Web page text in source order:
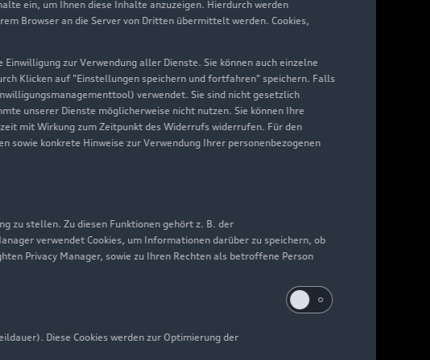
ein, um Ihnen diese Inhalte anzuzeigen. Hierdurch werden
Browser an die Server von Dritten übermittelt werden. Cookies,
zur Verwendung aller Dienste. Sie können auch einzelne
Klicken auf "Einstellungen speichern und fortfahren" speichern. Falls
verwendet. Sie sind nicht gesetzlich
unserer Dienste möglicherweise nicht nutzen. Sie können Ihre
mit Wirkung zum Zeitpunkt des Widerrufs widerrufen. Für den
konkrete Hinweise zur Verwendung Ihrer personenbezogenen
zu stellen. Zu diesen Funktionen gehört z. B. der
verwendet Cookies, um Informationen darüber zu speichern, ob
Privacy Manager, sowie zu Ihren Rechten als betroffene Person
Diese Cookies werden zur Optimierung der